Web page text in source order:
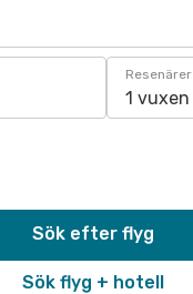
Resenärer
1 vuxen
Sök flyg + hotell
Sök efter flyg